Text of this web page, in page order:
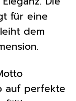
für eine
dem
auf perfekte